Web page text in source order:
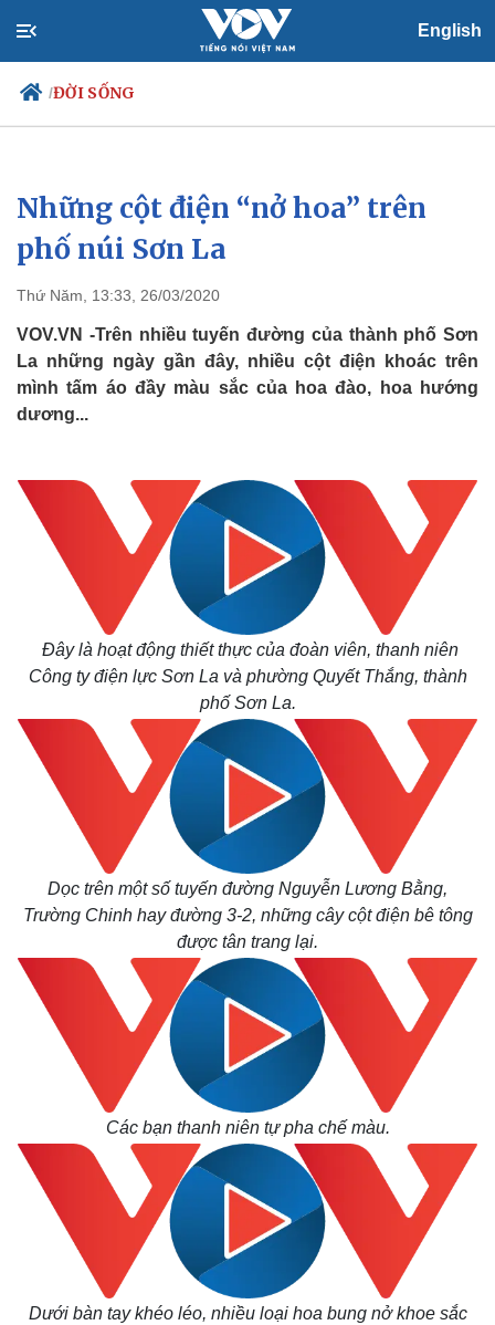
English
/ĐỜI SỐNG
Chính trị
Đảng
Tổ chức nhân sự
Nhận diện sự thật
Xã hội
Việc làm
Biển đảo
Những cột điện “nở hoa” trên
phố núi Sơn La
Thứ Năm, 13:33, 26/03/2020
VOV.VN -Trên nhiều tuyến đường của thành phố Sơn
La những ngày gần đây, nhiều cột điện khoác trên
mình tấm áo đầy màu sắc của hoa đào, hoa hướng
dương...
Đây là hoạt động thiết thực của đoàn viên, thanh niên
Công ty điện lực Sơn La và phường Quyết Thắng, thành
phố Sơn La.
Dọc trên một số tuyến đường Nguyễn Lương Bằng,
Trường Chinh hay đường 3-2, những cây cột điện bê tông
được tân trang lại.
Các bạn thanh niên tự pha chế màu.
Dưới bàn tay khéo léo, nhiều loại hoa bung nở khoe sắc